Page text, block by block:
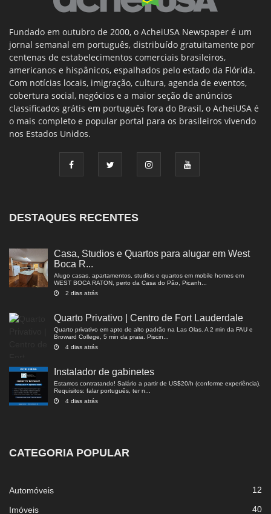
Fundado em outubro de 2000, o AcheiUSA Newspaper é um
jornal semanal em português, distribuído gratuitamente por
centenas de estabelecimentos comerciais brasileiros,
americanos e hispânicos, espalhados pelo estado da Flórida.
Com notícias locais, imigração, cultura, agenda de eventos,
cobertura social, negócios e a maior seção de anúncios
classificados grátis em português fora do Brasil, o AcheiUSA é
o mais completo e popular portal para os brasileiros vivendo
nos Estados Unidos.
DESTAQUES RECENTES
Casa, Studios e Quartos para alugar em West
Boca R...
Alugo casas, apartamentos, studios e quartos em mobile homes em
WEST BOCA RATON, perto da Casa do Pão, Picanh...
2 dias atrás
Quarto Privativo | Centro de Fort Lauderdale
Quarto privativo em apto de alto padrão na Las Olas. A 2 min da FAU e
Broward College, 5 min da praia. Piscin...
4 dias atrás
Instalador de gabinetes
Estamos contratando! Salário a partir de US$20/h (conforme experiência).
Requisitos: falar português, ter n...
4 dias atrás
CATEGORIA POPULAR
Automóveis 12
Imóveis 40